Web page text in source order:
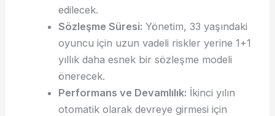
edilecek.
Sözleşme Süresi: Yönetim, 33 yaşındaki
oyuncu için uzun vadeli riskler yerine 1+1
yıllık daha esnek bir sözleşme modeli
önerecek.
Performans ve Devamlılık: İkinci yılın
otomatik olarak devreye girmesi için